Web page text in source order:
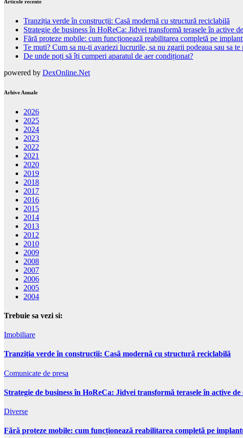
Articole recente
Tranziția verde în construcții: Casă modernă cu structură reciclabilă
Strategie de business în HoReCa: Jidvei transformă terasele în active
Fără proteze mobile: cum funcționează reabilitarea completă pe
Te muti? Cum sa nu-ti avariezi lucrurile, sa nu zgarii podeaua sau sa
De unde poți să îți cumperi aparatul de aer condiționat?
powered by DexOnline.Net
Arhive Anuale
2026
2025
2024
2023
2022
2021
2020
2019
2018
2017
2016
2015
2014
2013
2012
2010
2009
2008
2007
2006
2005
2004
Trebuie sa vezi si:
Imobiliare
Tranziția verde în construcții: Casă modernă cu structură reciclabilă
Comunicate de presa
Strategie de business în HoReCa: Jidvei transformă terasele în active
Diverse
Fără proteze mobile: cum funcționează reabilitarea completă pe